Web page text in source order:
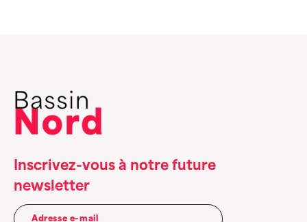
Inscrivez-vous à notre future
newsletter